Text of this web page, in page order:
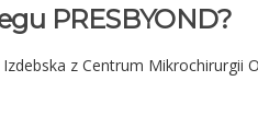
PRESBYOND?
z Centrum Mikrochirurgii